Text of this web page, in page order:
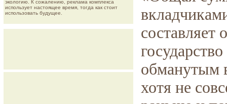
экологию. К сожалению, реклама комплекса
использует настоящее время, тогда как стоит
использовать будущее.
составляет
обманутым
хотя не